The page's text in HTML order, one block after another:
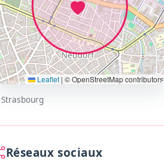
Leaflet | © OpenStreetMap contributors
Strasbourg
Réseaux sociaux